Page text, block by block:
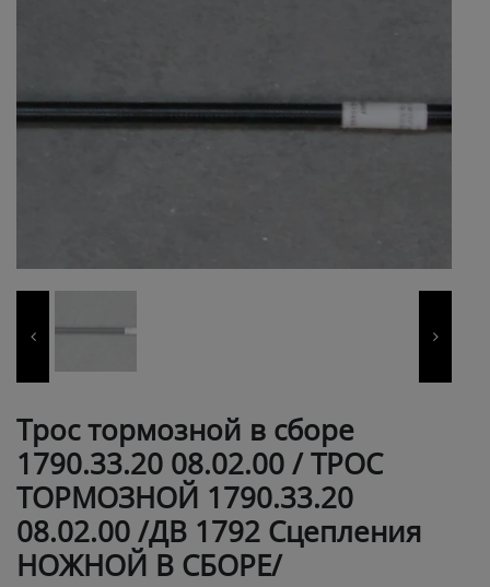
Трос тормозной в сборе
1790.33.20 08.02.00 / ТРОС
ТОРМОЗНОЙ 1790.33.20
08.02.00 /ДВ 1792 Сцепления
НОЖНОЙ В СБОРЕ/